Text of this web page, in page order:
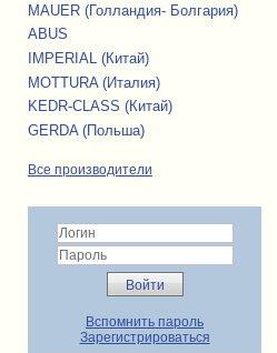
MAUER (Голландия- Болгария)
ABUS
IMPERIAL (Китай)
MOTTURA (Италия)
KEDR-CLASS (Китай)
GERDA (Польша)
Все производители
Вспомнить пароль
Зарегистрироваться